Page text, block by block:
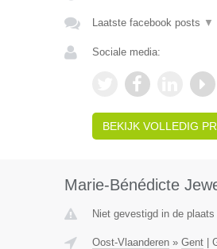
Laatste facebook posts ▼
Sociale media:
BEKIJK VOLLEDIG
Marie-Bénédicte
Niet gevestigd in de
Oost-Vlaanderen» Gent|